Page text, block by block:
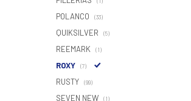
POLANCO (33)
QUIKSILVER (5)
REEMARK (1)
ROXY (7)
RUSTY (99)
SEVEN NEW (1)